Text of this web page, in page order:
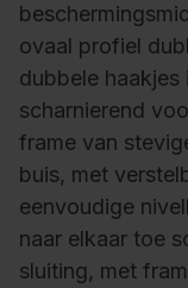
ovaal profiel
dubbele haakjes
scharnierend
frame van
buis, met
eenvoudige
naar elkaar toe
sluiting, met